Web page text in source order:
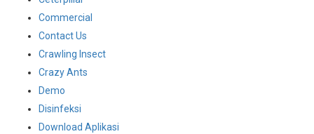
Commercial
Contact Us
Crawling Insect
Crazy Ants
Demo
Disinfeksi
Download Aplikasi